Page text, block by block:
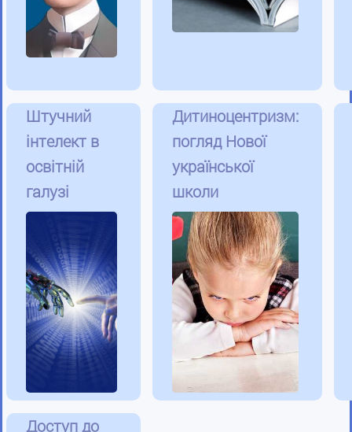
Штучний
інтелект в
освітній
галузі
Дитиноцентризм:
погляд Нової
української
школи
Доступ до